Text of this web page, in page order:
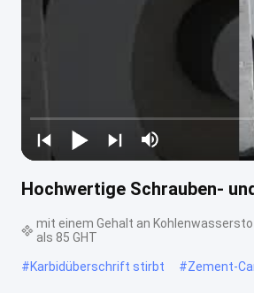
Hochwertige Schrauben-
mit einem Gehalt an
als 85 GHT
#Karbidüberschrift stirbt #Zement-